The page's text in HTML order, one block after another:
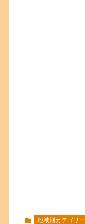
地域別カテゴリー